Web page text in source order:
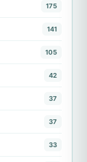
175
141
105
42
37
37
33